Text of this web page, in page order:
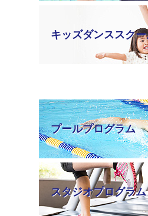
キッズダンススク
プールプログラム
スタジオプログラム